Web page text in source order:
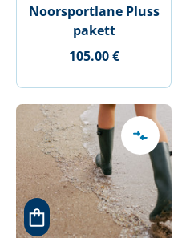
Noorsportlane Pluss
pakett
105.00 €